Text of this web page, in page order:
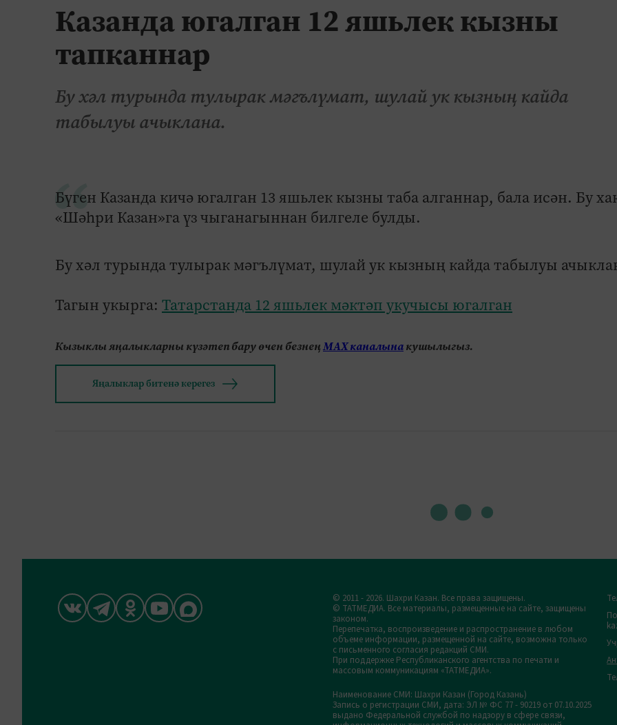
Казанда югалган 12 яшьлек кызны
тапканнар
Бу хәл турында тулырак мәгълүмат, шулай ук кызның кайда
табылуы ачыклана.
Бүген Казанда кичә югалган 13 яшьлек кызны таба алганнар, бала исән. Бу
«Шәһри Казан»га үз чыганагыннан билгеле булды.
Бу хәл турында тулырак мәгълүмат, шулай ук кызның кайда табылуы
Тагын укырга: Татарстанда 12 яшьлек мәктәп укучысы югалган
Кызыклы яңалыкларны күзәтеп бару өчен безнеңМАХ каналынакушылыгыз.
Яңалыклар битенә керегез
© 2011 - 2026. Шахри Казан. Все права защищены.
© ТАТМЕДИА. Все материалы, размещенные на сайте, защищены
законом.
Перепечатка, воспроизведение и распространение в любом
объеме информации, размещенной на сайте, возможна только
с письменного согласия редакций СМИ.
При поддержке Республиканского агентства по печати и
массовым коммуникациям «ТАТМЕДИА».
Наименование СМИ: Шахри Казан (Город Казань)
Запись о регистрации СМИ, дата: ЭЛ № ФС 77 - 90219 от 07.10.2025
выдано Федеральной службой по надзору в сфере связи,